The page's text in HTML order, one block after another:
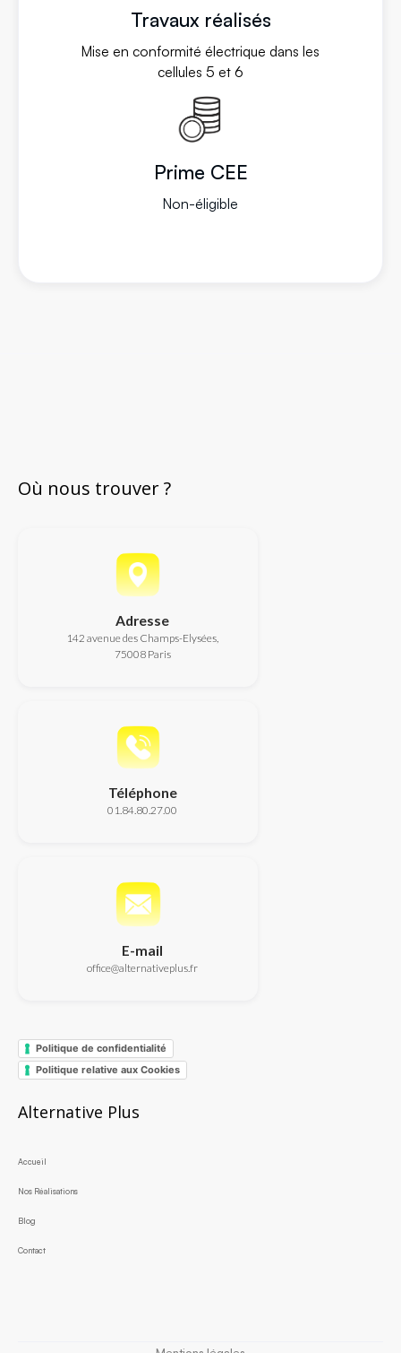
Travaux réalisés
Mise en conformité électrique dans les
cellules 5 et 6
Prime CEE
Non-éligible
Où nous trouver ?
Adresse
142 avenue des Champs-Elysées,
75008 Paris
Téléphone
01.84.80.27.00
E-mail
office@alternativeplus.fr
Politique de confidentialité
Politique relative aux Cookies
Alternative Plus
Accueil
Nos Réalisations
Blog
Contact